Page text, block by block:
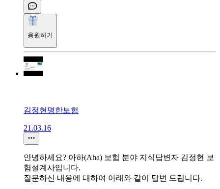
응원하기
김정현명한보험
21.03.16
안녕하세요? 아하(Aha) 보험 분야 지식답변자 김정현 보
험설계사입니다.
질문하신 내용에 대하여 아래와 같이 답변 드립니다.